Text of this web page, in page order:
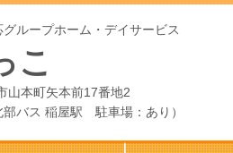
グループホーム・デイサービス
こ
本町矢本前17番地2
部バス 稲屋駅 駐車場：あり）